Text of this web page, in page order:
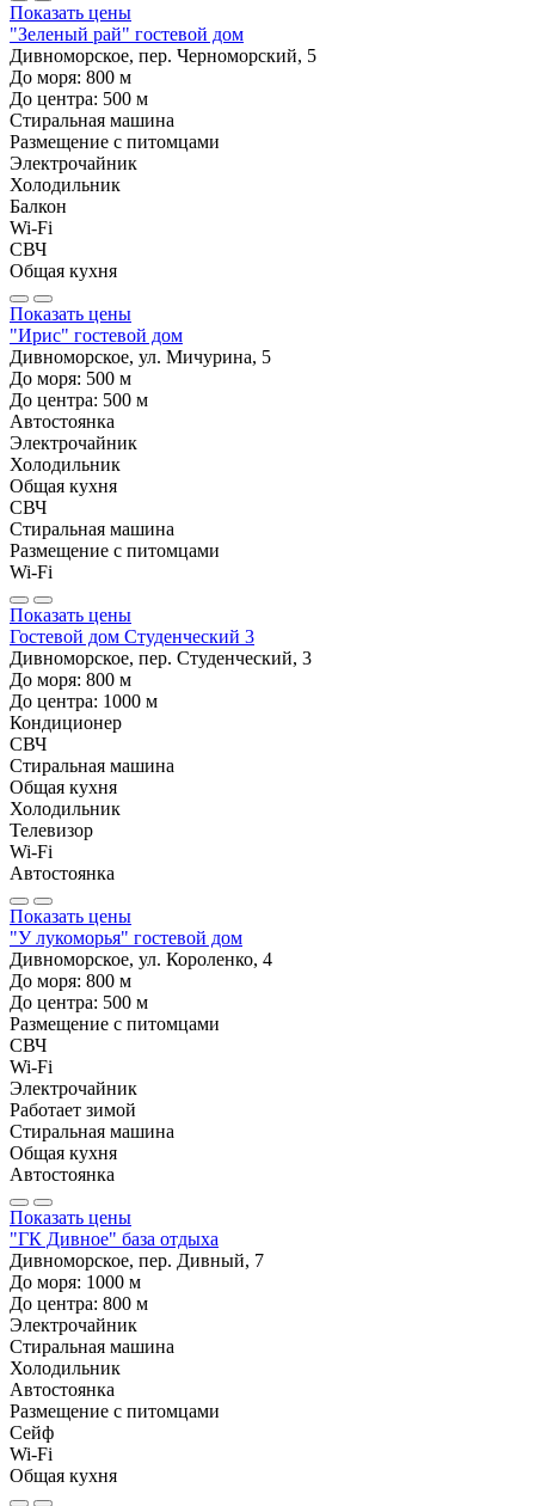
Показать цены
"Зеленый рай" гостевой дом
Дивноморское, пер. Черноморский, 5
До моря: 800 м
До центра: 500 м
Стиральная машина
Размещение с питомцами
Электрочайник
Холодильник
Балкон
Wi-Fi
СВЧ
Общая кухня
Показать цены
"Ирис" гостевой дом
Дивноморское, ул. Мичурина, 5
До моря: 500 м
До центра: 500 м
Автостоянка
Электрочайник
Холодильник
Общая кухня
СВЧ
Стиральная машина
Размещение с питомцами
Wi-Fi
Показать цены
Гостевой дом Студенческий 3
Дивноморское, пер. Студенческий, 3
До моря: 800 м
До центра: 1000 м
Кондиционер
СВЧ
Стиральная машина
Общая кухня
Холодильник
Телевизор
Wi-Fi
Автостоянка
Показать цены
"У лукоморья" гостевой дом
Дивноморское, ул. Короленко, 4
До моря: 800 м
До центра: 500 м
Размещение с питомцами
СВЧ
Wi-Fi
Электрочайник
Работает зимой
Стиральная машина
Общая кухня
Автостоянка
Показать цены
"ГК Дивное" база отдыха
Дивноморское, пер. Дивный, 7
До моря: 1000 м
До центра: 800 м
Электрочайник
Стиральная машина
Холодильник
Автостоянка
Размещение с питомцами
Сейф
Wi-Fi
Общая кухня